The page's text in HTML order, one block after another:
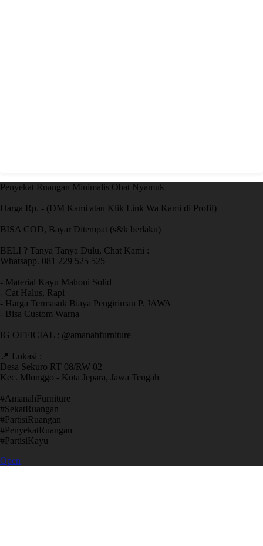
Penyekat Ruangan Minimalis Obat Nyamuk
Harga Rp. - (DM Kami atau Klik Link Wa Kami di Profil)
BISA COD, Bayar Ditempat (s&k berlaku)
BELI ? Tanya Tanya Dulu, Chat Kami :
Whatsapp. 081 229 525 525
- Material Kayu Mahoni Solid
- Cat Halus, Rapi
- Harga Termasuk Biaya Pengiriman P. JAWA
- Bisa Custom Warna
IG OFFICIAL : @amanahfurniture
📍 Lokasi :
Desa Sekuro RT 08/RW 02
Kec. Mlonggo - Kota Jepara, Jawa Tengah
​#AmanahFurniture
​#SekatRuangan
​#PartisiRuangan
​#PenyekatRuangan
​#PartisiKayu
Open